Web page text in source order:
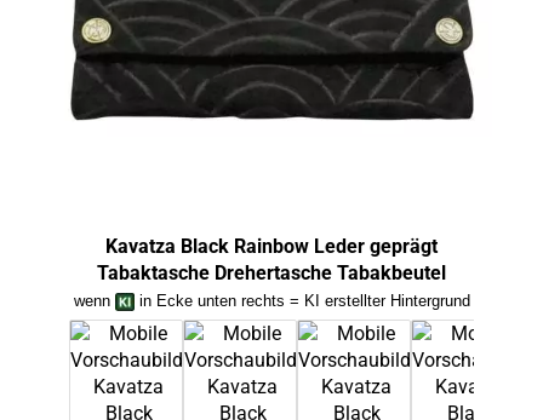
Kavatza Black Rainbow Leder geprägt
Tabaktasche Drehertasche Tabakbeutel
wenn in Ecke unten rechts = KI erstellter Hintergrund